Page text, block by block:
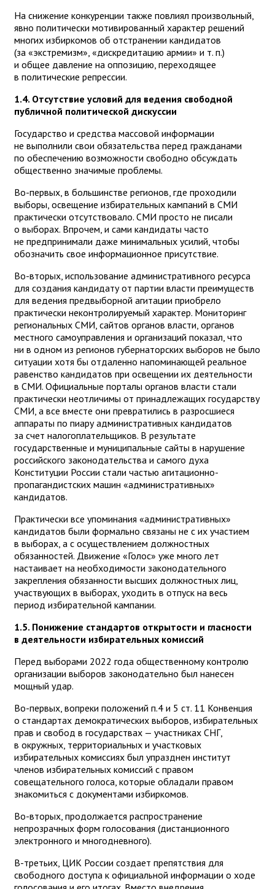
На снижение конкуренции также повлиял произвольный,
явно политически мотивированный характер решений
многих избиркомов об отстранении кандидатов
(за «экстремизм», «дискредитацию армии» и т. п.)
и общее давление на оппозицию, переходящее
в политические репрессии.
1.4. Отсутствие условий для ведения свободной
публичной политической дискуссии
Государство и средства массовой информации
не выполнили свои обязательства перед гражданами
по обеспечению возможности свободно обсуждать
общественно значимые проблемы.
Во-первых, в большинстве регионов, где проходили
выборы, освещение избирательных кампаний в СМИ
практически отсутствовало. СМИ просто не писали
о выборах. Впрочем, и сами кандидаты часто
не предпринимали даже минимальных усилий, чтобы
обозначить свое информационное присутствие.
Во-вторых, использование административного ресурса
для создания кандидату от партии власти преимуществ
для ведения предвыборной агитации приобрело
практически неконтролируемый характер. Мониторинг
региональных СМИ, сайтов органов власти, органов
местного самоуправления и организаций показал, что
ни в одном из регионов губернаторских выборов не было
ситуации хотя бы отдаленно напоминающей реальное
равенство кандидатов при освещении их деятельности
в СМИ. Официальные порталы органов власти стали
практически неотличимы от принадлежащих государству
СМИ, а все вместе они превратились в разросшиеся
аппараты по пиару административных кандидатов
за счет налогоплательщиков. В результате
государственные и муниципальные сайты в нарушение
российского законодательства и самого духа
Конституции России стали частью агитационно-
пропагандистских машин «административных»
кандидатов.
Практически все упоминания «административных»
кандидатов были формально связаны не с их участием
в выборах, а с осуществлением должностных
обязанностей. Движение «Голос» уже много лет
настаивает на необходимости законодательного
закрепления обязанности высших должностных лиц,
участвующих в выборах, уходить в отпуск на весь
период избирательной кампании.
1.5. Понижение стандартов открытости и гласности
в деятельности избирательных комиссий
Перед выборами 2022 года общественному контролю
организации выборов законодательно был нанесен
мощный удар.
Во-первых, вопреки положений п.4 и 5 ст. 11 Конвенция
о стандартах демократических выборов, избирательных
прав и свобод в государствах — участниках СНГ,
в окружных, территориальных и участковых
избирательных комиссиях был упразднен институт
членов избирательных комиссий с правом
совещательного голоса, которые обладали правом
знакомиться с документами избиркомов.
Во-вторых, продолжается распространение
непрозрачных форм голосования (дистанционного
электронного и многодневного).
В-третьих, ЦИК России создает препятствия для
свободного доступа к официальной информации о ходе